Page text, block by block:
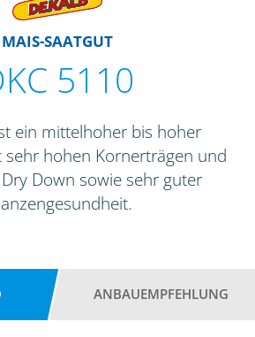
MAIS-SAATGUT
5110
ein mittelhoher bis hoher
sehr hohen Kornerträgen und
Down sowie sehr guter
ANBAUEMPFEHLUNG